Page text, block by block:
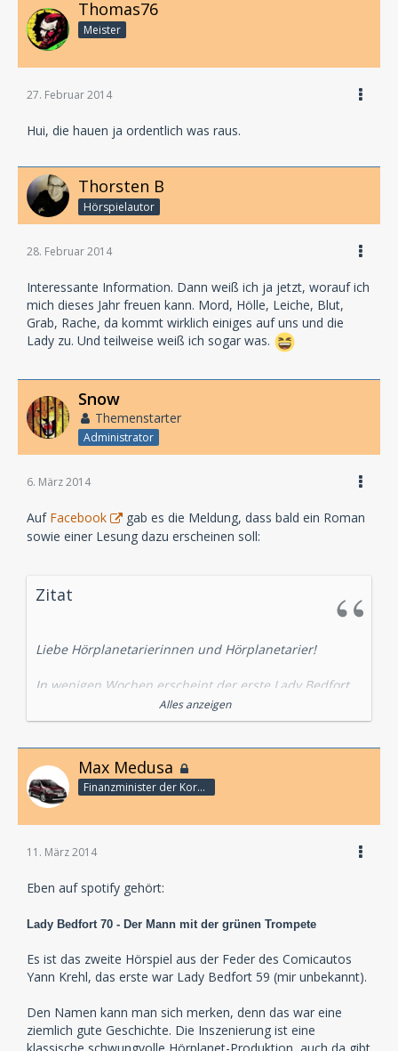
Thomas76
Meister
27. Februar 2014
Hui, die hauen ja ordentlich was raus.
Thorsten B
Hörspielautor
28. Februar 2014
Interessante Information. Dann weiß ich ja jetzt, worauf ich
mich dieses Jahr freuen kann. Mord, Hölle, Leiche, Blut,
Grab, Rache, da kommt wirklich einiges auf uns und die
Lady zu. Und teilweise weiß ich sogar was.
Snow
Themenstarter
Administrator
6. März 2014
Auf Facebook
gab es die Meldung, dass bald ein Roman
sowie einer Lesung dazu erscheinen soll:
Zitat
Liebe Hörplanetarierinnen und Hörplanetarier!
In wenigen Wochen erscheint der erste Lady Bedfort
Roman. Der Arbeitstitel lautet "Die Stille des Todes".
einer euch allen bekannten Lady einschleusen lässt,
um mysteriösen Dingen auf den Grund zu gehen.
Und damit die Gänsehaut garantiert wird, ist der
Roman aus der Ich-Perspektive des Butlers erzählt -
ausgehen, gruselige Geräusche das Herz schneller
schlagen lassen und Patientenschreie durch dumpfe
Flure wabern.
Zusammen mit dem Taschenbuch wird auch das
Hörbuch erscheinen, wir gehen von 5 Audio-CDs im
Digipak aus.
Viele Grüße,
Dennis
Alles anzeigen
Max Medusa
Finanzminister der Korporation
11. März 2014
Eben auf spotify gehört:
Lady Bedfort 70 - Der Mann mit der grünen Trompete
Es ist das zweite Hörspiel aus der Feder des Comicautos
Yann Krehl, das erste war Lady Bedfort 59 (mir unbekannt).
Den Namen kann man sich merken, denn das war eine
ziemlich gute Geschichte. Die Inszenierung ist eine